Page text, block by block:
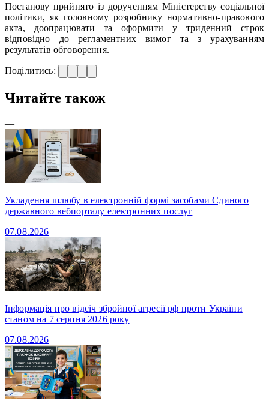
Постанову прийнято із дорученням Міністерству соціальної
політики, як головному розробнику нормативно-правового
акта, доопрацювати та оформити у триденний строк
відповідно до регламентних вимог та з урахуванням
результатів обговорення.
Поділитись:
Читайте також
—
Укладення шлюбу в електронній формі засобами Єдиного
державного вебпорталу електронних послуг
07.08.2026
Інформація про відсіч збройної агресії рф проти України
станом на 7 серпня 2026 року
07.08.2026